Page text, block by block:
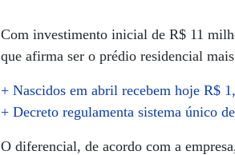
Com investimento inicial de R$ 11
que afirma ser o prédio residencial
+ Nascidos em abril recebem hoje R$
+ Decreto regulamenta sistema único
O diferencial, de acordo com a